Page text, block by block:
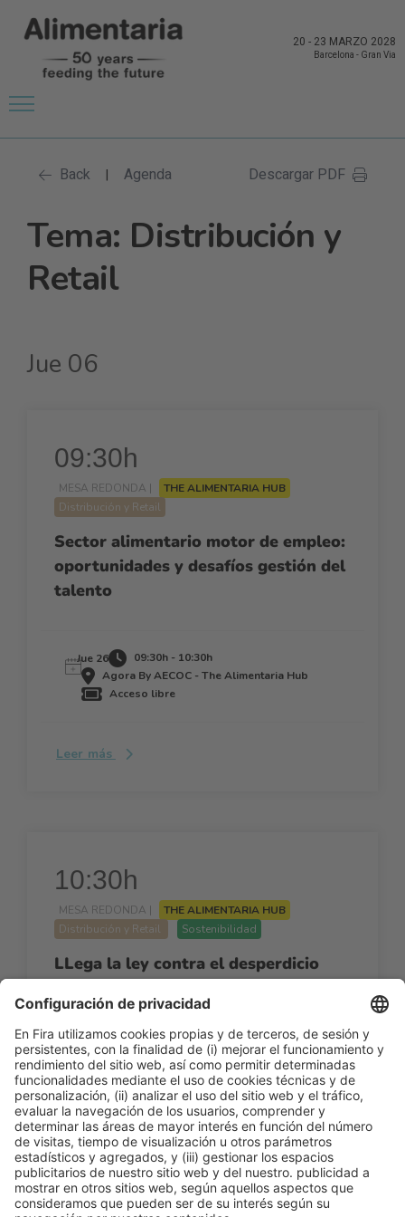
20 - 23 MARZO 2028
Barcelona - Gran Via
Back | Agenda Descargar PDF
Tema: Distribución y
Retail
Jue 06
09:30h
MESA REDONDA |
THE ALIMENTARIA HUB
Distribución y Retail
Sector alimentario motor de empleo:
oportunidades y desafíos gestión del
talento
Jue 26
09:30h - 10:30h
Agora By AECOC - The Alimentaria Hub
Acceso libre
Leer más
10:30h
MESA REDONDA |
THE ALIMENTARIA HUB
Distribución y Retail
Sostenibilidad
LLega la ley contra el desperdicio
Jue 26
10:30h - 12:00h
Agora By AECOC - The Alimentaria Hub
Acceso libre
Leer más